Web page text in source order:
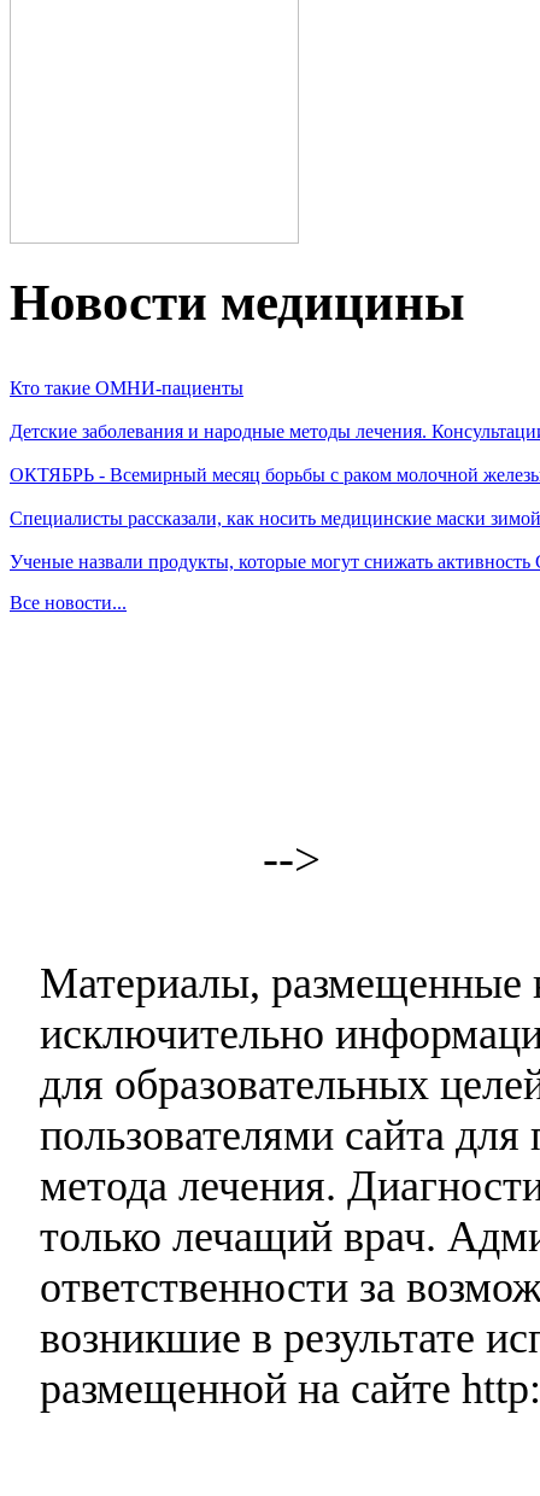
Новости медицины
Кто такие ОМНИ-пациенты
Детские заболевания и народные методы лечения.
ОКТЯБРЬ - Всемирный месяц борьбы с раком молочной
Специалисты рассказали, как носить медицинские маски зимой
Ученые назвали продукты, которые могут снижать
Все новости...
-->
Материалы, размещенные
исключительно
для образовательных
пользователями сайта
метода лечения.
только лечащий врач.
ответственности за
возникшие в результате
размещенной на сайте